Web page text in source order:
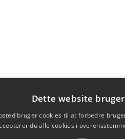
Dette website
bruger cookies til at forbedre
du alle cookies i